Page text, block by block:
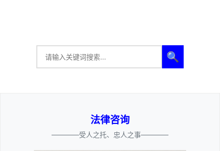
🔍
法律咨询
————受人之托、忠人之事————